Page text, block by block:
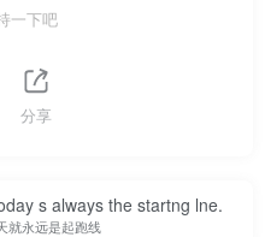
一下吧
分享
s always the startng lne.
就永远是起跑线